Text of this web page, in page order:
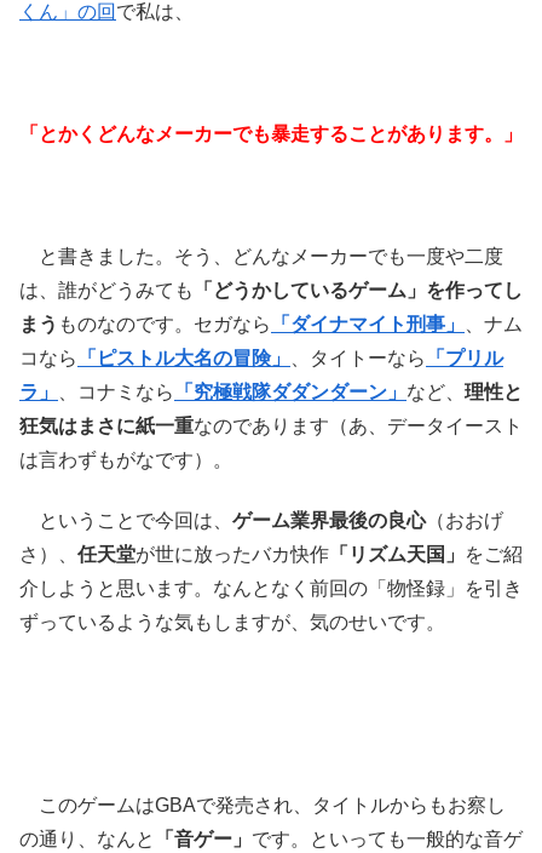
くん」の回 で私は、
「とかくどんなメーカーでも暴走することがあります。」
と書きました。そう、どんなメーカーでも一度や二度
は、誰がどうみても
「どうかしているゲーム」を作ってし
まう ものなのです。セガなら 「ダイナマイト刑事」
、ナム
コなら
「ピストル大名の冒険」 、タイトーなら
「プリル
ラ」
、コナミなら 「究極戦隊ダダンダーン」 など、 理性と
狂気はまさに紙一重なのであります（あ、データイースト
は言わずもがなです）。
ということで今回は、 ゲーム業界最後の良心（おおげ
さ）、 任天堂が世に放ったバカ快作 「リズム天国」
をご紹
介しようと思います。なんとなく前回の「物怪録」を引き
ずっているような気もしますが、気のせいです。
このゲームはGBAで発売され、タイトルからもお察し
の通り、なんと
「音ゲー」 です。といっても一般的な音ゲ